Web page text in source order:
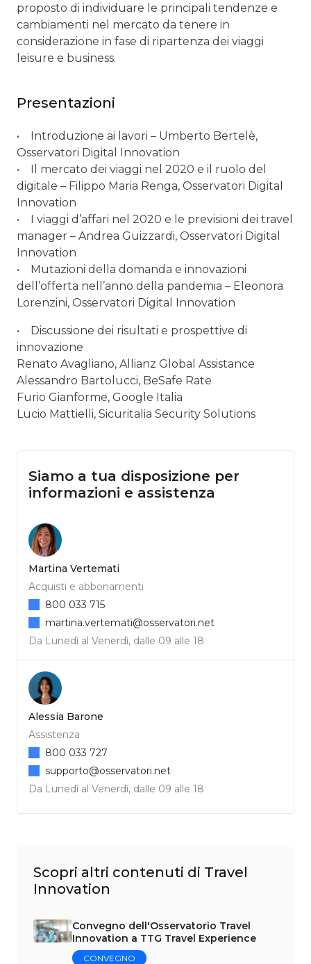
proposto di individuare le principali tendenze e
cambiamenti nel mercato da tenere in
considerazione in fase di ripartenza dei viaggi
leisure e business.
Presentazioni
• Introduzione ai lavori – Umberto Bertelè,
Osservatori Digital Innovation
• Il mercato dei viaggi nel 2020 e il ruolo del
digitale – Filippo Maria Renga, Osservatori Digital
Innovation
• I viaggi d’affari nel 2020 e le previsioni dei travel
manager – Andrea Guizzardi, Osservatori Digital
Innovation
• Mutazioni della domanda e innovazioni
dell’offerta nell’anno della pandemia – Eleonora
Lorenzini, Osservatori Digital Innovation
• Discussione dei risultati e prospettive di
innovazione
Renato Avagliano, Allianz Global Assistance
Alessandro Bartolucci, BeSafe Rate
Furio Gianforme, Google Italia
Lucio Mattielli, Sicuritalia Security Solutions
Siamo a tua disposizione per
informazioni e assistenza
Martina Vertemati
Acquisti e abbonamenti
Da Lunedì al Venerdì, dalle 09 alle 18
800 033 715
martina.vertemati@osservatori.net
Alessia Barone
Assistenza
Da Lunedì al Venerdì, dalle 09 alle 18
800 033 727
supporto@osservatori.net
Scopri altri contenuti di Travel
Innovation
Convegno dell'Osservatorio Travel
Innovation a TTG Travel Experience
CONVEGNO